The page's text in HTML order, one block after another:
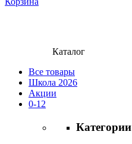
Каталог
Все товары
Школа 2026
Акции
0-12
Категории